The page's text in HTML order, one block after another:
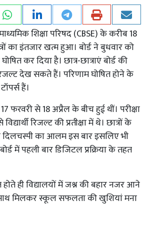
शिक्षा परिषद (CBSE) के करीब 18
का इंतजार खत्म हुआ। बोर्ड ने बुधवार को
कर दिया है। छात्र-छात्राएं बोर्ड की
देख सकते हैं। परिणाम घोषित होने के
हैं।
17 फरवरी से 18 अप्रैल के बीच हुई थीं। परीक्षा
रिजल्ट की प्रतीक्षा में थे। छात्रों के
का आलम इस बार इसलिए भी
में पहली बार डिजिटल प्रक्रिया के तहत
होते ही विद्यालयों में जश्न की बहार नजर आने
मिलकर स्कूल सफलता की खुशियां मना